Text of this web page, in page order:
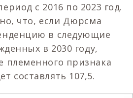
с 2016 по 2023 год.
что, если Дюрсма
в следующие
в 2030 году,
племенного признака
составлять 107,5.